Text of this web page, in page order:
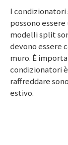
I condizionatori
possono
modelli split
devono essere
muro. È
condizionatori
raffreddare
estivo.